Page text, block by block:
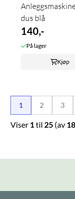
dus blå
140,-
På lager
Kjøp
1 2 3
Viser 1 til 25 (av